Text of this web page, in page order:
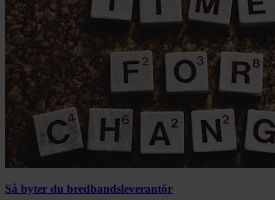
Så byter du bredbandsleverantör